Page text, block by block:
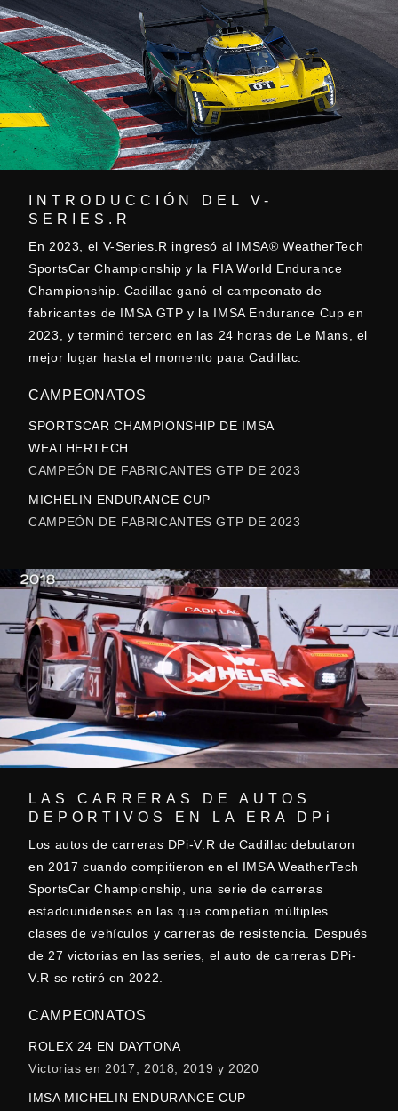
INTRODUCCIÓN DEL V-
SERIES.R
En 2023, el V-Series.R ingresó al IMSA® WeatherTech
SportsCar Championship y la FIA World Endurance
Championship. Cadillac ganó el campeonato de
fabricantes de IMSA GTP y la IMSA Endurance Cup en
2023, y terminó tercero en las 24 horas de Le Mans, el
mejor lugar hasta el momento para Cadillac.
CAMPEONATOS
SPORTSCAR CHAMPIONSHIP DE IMSA
WEATHERTECH
CAMPEÓN DE FABRICANTES GTP DE 2023
MICHELIN ENDURANCE CUP
CAMPEÓN DE FABRICANTES GTP DE 2023
LAS CARRERAS DE AUTOS
DEPORTIVOS EN LA ERA DPi
Los autos de carreras DPi-V.R de Cadillac debutaron
en 2017 cuando compitieron en el IMSA WeatherTech
SportsCar Championship, una serie de carreras
estadounidenses en las que competían múltiples
clases de vehículos y carreras de resistencia. Después
de 27 victorias en las series, el auto de carreras DPi-
V.R se retiró en 2022.
CAMPEONATOS
ROLEX 24 EN DAYTONA
Victorias en 2017, 2018, 2019 y 2020
IMSA MICHELIN ENDURANCE CUP